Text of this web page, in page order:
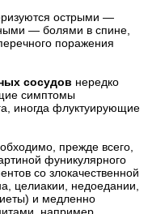
острыми —
— болями в спине,
поражения
сосудов нередко
симптомы
иногда флуктуирующие
прежде всего,
фуникулярного
со злокачественной
целиакии, недоедании,
и медленно